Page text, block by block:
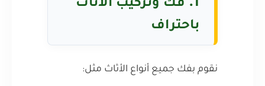
1.
فك وتركيب الأثاث
باحتراف
نقوم بفك جميع أنواع الأثاث مثل: